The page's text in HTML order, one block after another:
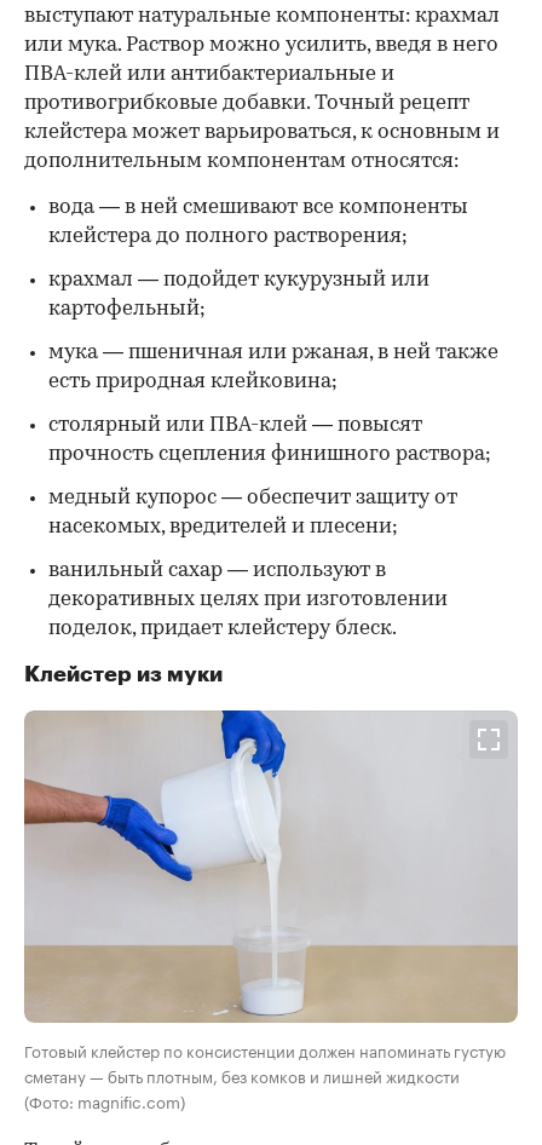
выступают натуральные компоненты: крахмал
или мука. Раствор можно усилить, введя в него
ПВА-клей или антибактериальные и
противогрибковые добавки. Точный рецепт
клейстера может варьироваться, к основным и
дополнительным компонентам относятся:
вода — в ней смешивают все компоненты
клейстера до полного растворения;
крахмал — подойдет кукурузный или
картофельный;
мука — пшеничная или ржаная, в ней также
есть природная клейковина;
столярный или ПВА-клей — повысят
прочность сцепления финишного раствора;
медный купорос — обеспечит защиту от
насекомых, вредителей и плесени;
ванильный сахар — используют в
декоративных целях при изготовлении
поделок, придает клейстеру блеск.
Клейстер из муки
Готовый клейстер по консистенции должен напоминать густую
сметану — быть плотным, без комков и лишней жидкости
(Фото: magnific.com)